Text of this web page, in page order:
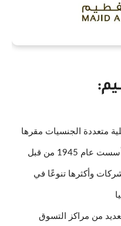
متعددة الجنسيات مقرها
في دبي، الإمارات العربية المتحدة. تأسست عام 1945 من قبل
وأكثرها تنوعًا في
من مراكز التسوق